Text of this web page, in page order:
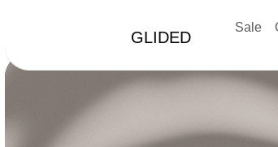
GLIDED
Sale